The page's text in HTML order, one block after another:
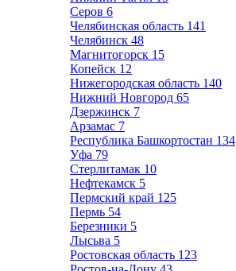
Серов 6
Челябинская область 141
Челябинск 48
Магнитогорск 15
Копейск 12
Нижегородская область 140
Нижний Новгород 65
Дзержинск 7
Арзамас 7
Республика Башкортостан 134
Уфа 79
Стерлитамак 10
Нефтекамск 5
Пермский край 125
Пермь 54
Березники 5
Лысьва 5
Ростовская область 123